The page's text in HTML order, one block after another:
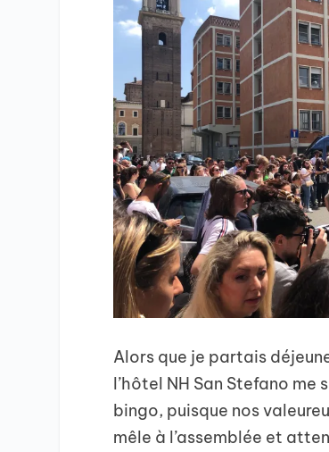
Alors que je partais
l’hôtel NH San Stefano me
bingo, puisque nos
mêle à l’assemblée et